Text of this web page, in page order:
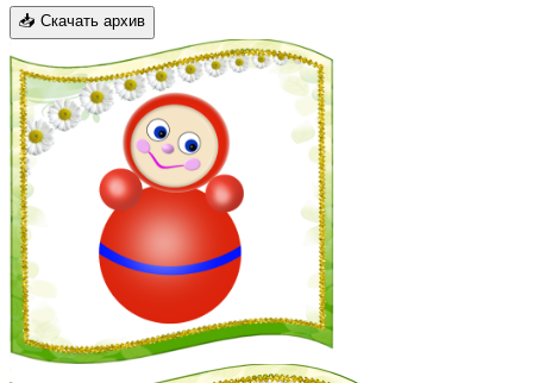
📥 Скачать архив